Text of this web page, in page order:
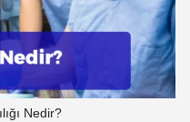
Nedir?